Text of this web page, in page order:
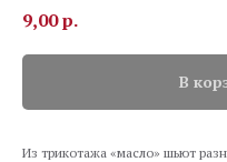
9,00р.
В
Из трикотажа «масло» шьют